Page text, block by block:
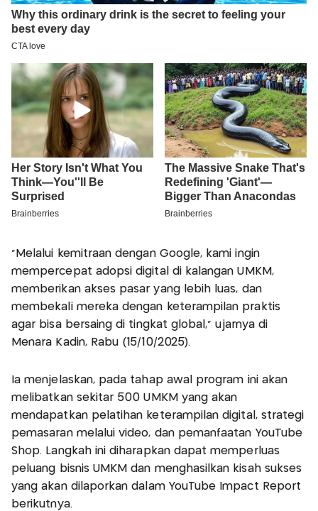
"Melalui kemitraan dengan Google, kami ingin
mempercepat adopsi digital di kalangan UMKM,
memberikan akses pasar yang lebih luas, dan
membekali mereka dengan keterampilan praktis
agar bisa bersaing di tingkat global," ujarnya di
Menara Kadin, Rabu (15/10/2025).
Ia menjelaskan, pada tahap awal program ini akan
melibatkan sekitar 500 UMKM yang akan
mendapatkan pelatihan keterampilan digital, strategi
pemasaran melalui video, dan pemanfaatan YouTube
Shop. Langkah ini diharapkan dapat memperluas
peluang bisnis UMKM dan menghasilkan kisah sukses
yang akan dilaporkan dalam YouTube Impact Report
berikutnya.